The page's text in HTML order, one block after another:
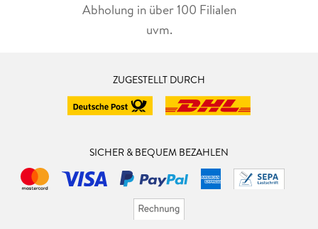
Abholung in über 100 Filialen
uvm.
ZUGESTELLT DURCH
SICHER & BEQUEM BEZAHLEN